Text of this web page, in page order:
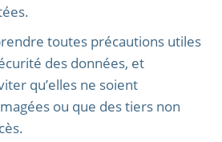
toutes précautions utiles
des données, et
qu’elles ne soient
ou que des tiers non